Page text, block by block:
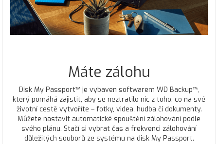
Máte zálohu
Disk My Passport™ je vybaven softwarem WD Backup™,
který pomáhá zajistit, aby se neztratilo nic z toho, co na své
životní cestě vytvoříte – fotky, videa, hudba či dokumenty.
Můžete nastavit automatické spouštění zálohování podle
svého plánu. Stačí si vybrat čas a frekvenci zálohování
důležitých souborů ze systému na disk My Passport.